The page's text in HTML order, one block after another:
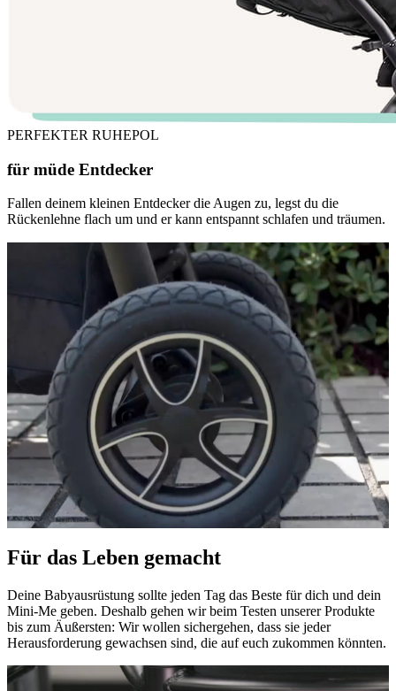
PERFEKTER RUHEPOL
für müde Entdecker
Fallen deinem kleinen Entdecker die Augen zu, legst du die
Rückenlehne flach um und er kann entspannt schlafen und träumen.
Für das Leben gemacht
Deine Babyausrüstung sollte jeden Tag das Beste für dich und dein
Mini-Me geben. Deshalb gehen wir beim Testen unserer Produkte
bis zum Äußersten: Wir wollen sichergehen, dass sie jeder
Herausforderung gewachsen sind, die auf euch zukommen könnten.